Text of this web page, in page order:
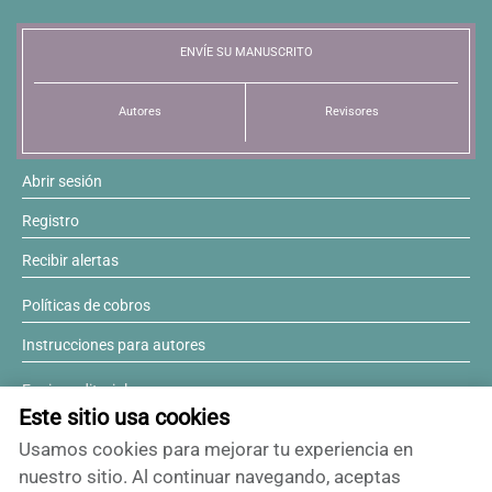
Resúmenes de congresos
Este sitio usa cookies
Usamos cookies para mejorar tu experiencia en
nuestro sitio. Al continuar navegando, aceptas
ENVÍE SU MANUSCRITO
Autores Revisores
Abrir sesión
Registro
Recibir alertas
Políticas de cobros
Instrucciones para autores
Equipo editorial
Comité editorial
¿Desea ser revisor?